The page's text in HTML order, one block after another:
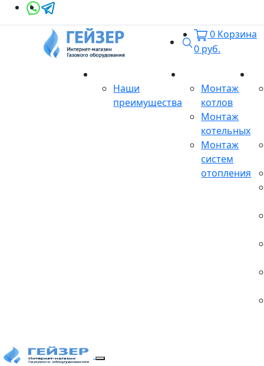
Поиск
0 Корзина
0 руб.
Наши
преимущества
Монтаж
котлов
Монтаж
котельных
Монтаж
систем
отопления